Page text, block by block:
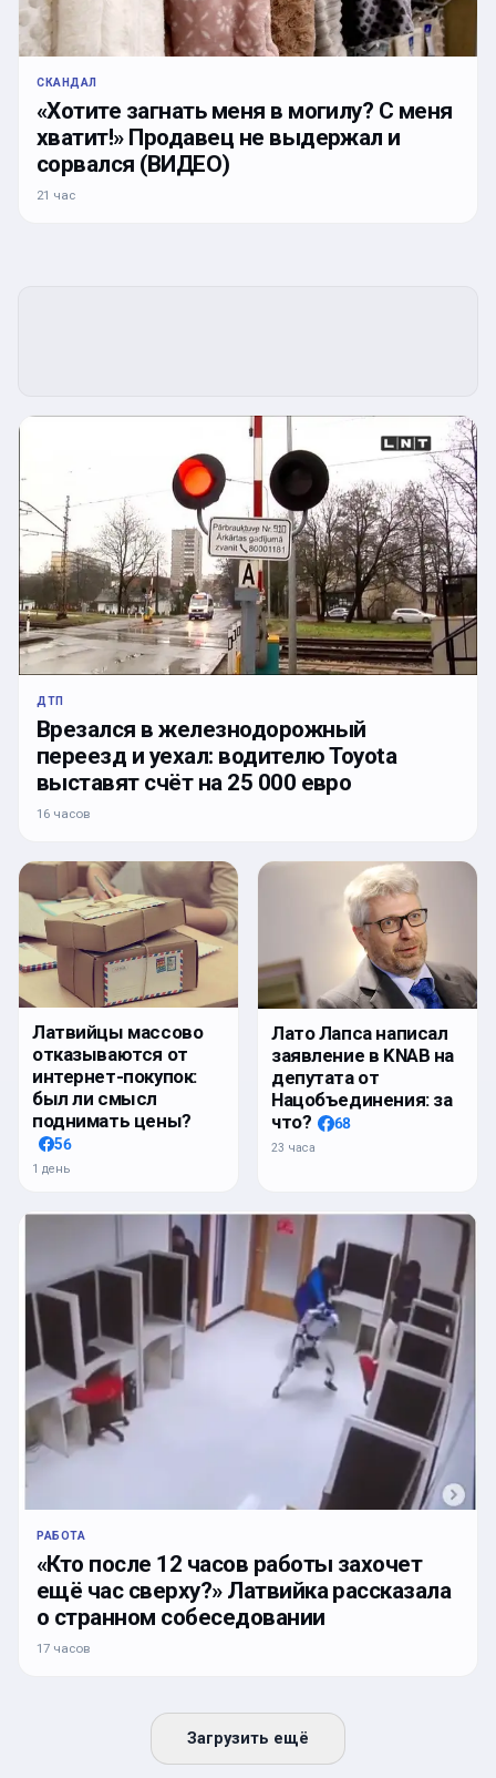
СКАНДАЛ
«Хотите загнать меня в могилу? С меня
хватит!» Продавец не выдержал и
сорвался (ВИДЕО)
21 час
ДТП
Врезался в железнодорожный
переезд и уехал: водителю Toyota
выставят счёт на 25 000 евро
16 часов
Латвийцы массово
отказываются от
интернет-покупок:
был ли смысл
поднимать цены?
56
1 день
Лато Лапса написал
заявление в KNAB на
депутата от
Нацобъединения: за
что?
68
23 часа
РАБОТА
«Кто после 12 часов работы захочет
ещё час сверху?» Латвийка рассказала
о странном собеседовании
17 часов
Загрузить ещё